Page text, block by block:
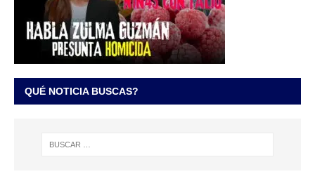
QUÉ NOTICIA BUSCAS?